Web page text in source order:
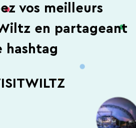
vos meilleurs
en partageant
hashtag